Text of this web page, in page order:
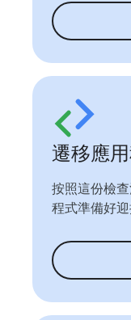
遷移應
按照這份檢
程式準備好迎